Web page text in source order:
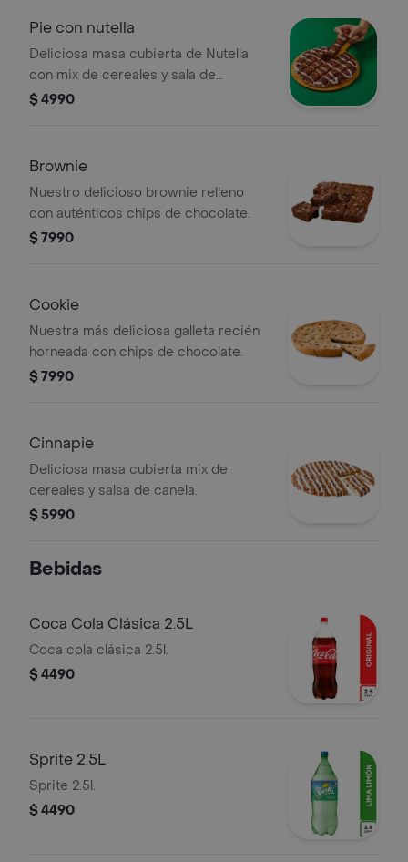
Pie con nutella
Deliciosa masa cubierta de Nutella
con mix de cereales y sala de
glaseado
$ 4990
Brownie
Nuestro delicioso brownie relleno
con auténticos chips de chocolate.
$ 7990
Cookie
Nuestra más deliciosa galleta recién
horneada con chips de chocolate.
$ 7990
Cinnapie
Deliciosa masa cubierta mix de
cereales y salsa de canela.
$ 5990
Bebidas
Coca Cola Clásica 2.5L
Coca cola clásica 2.5l.
$ 4490
Sprite 2.5L
Sprite 2.5l.
$ 4490